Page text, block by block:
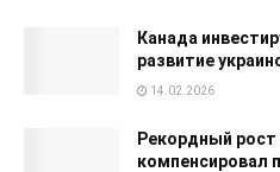
Канада
развитие
14.02.2026
Рекордный рост
компенсировал